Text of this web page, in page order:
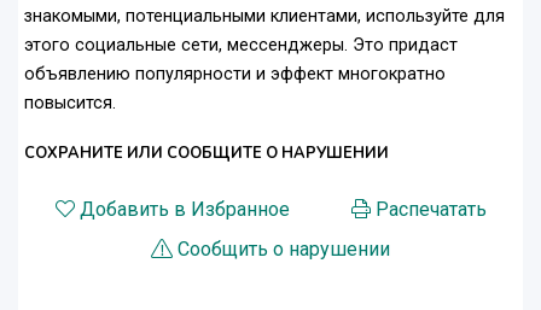
знакомыми, потенциальными клиентами, используйте для
этого социальные сети, мессенджеры. Это придаст
объявлению популярности и эффект многократно
повысится.
СОХРАНИТЕ ИЛИ СООБЩИТЕ О НАРУШЕНИИ
Добавить в Избранное
Распечатать
Сообщить о нарушении